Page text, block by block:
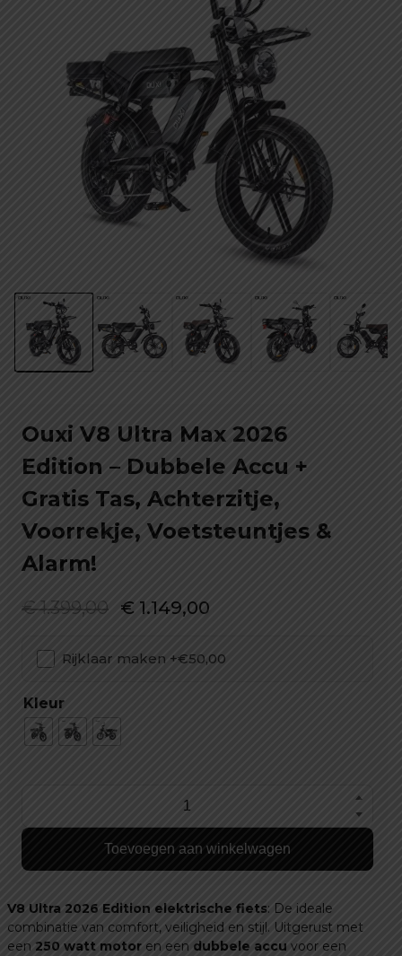
Ouxi V8 Ultra Max 2026
Edition – Dubbele Accu +
Gratis Tas, Achterzitje,
Voorrekje, Voetsteuntjes &
Alarm!
€1.399,00 Oorspronkelijke
was:
€ 1.149,00
is:
Rijklaar maken +€50,00
Kleur
V8
2026
Edition
-
Toevoegen aan winkelwagen
V8 Ultra 2026 Edition elektrische fiets: De ideale
combinatie van comfort, veiligheid en stijl. Uitgerust met
een 250 watt motor en een dubbele accu voor een